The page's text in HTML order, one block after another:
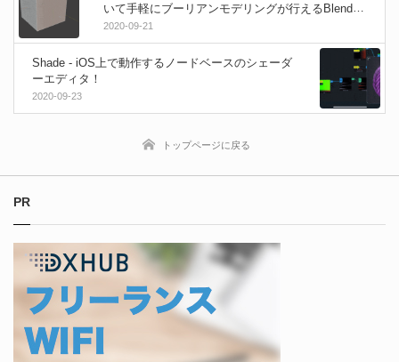
いて手軽にブーリアンモデリングが行えるBlender
アドオン！
2020-09-21
Shade - iOS上で動作するノードベースのシェーダ
ーエディタ！
2020-09-23
トップページに戻る
PR